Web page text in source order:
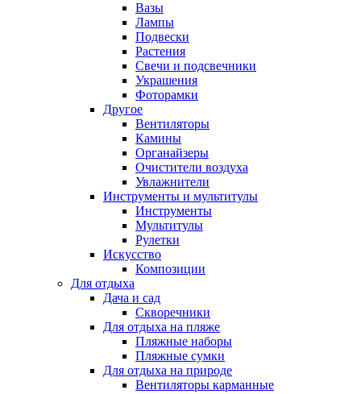
Вазы
Лампы
Подвески
Растения
Свечи и подсвечники
Украшения
Фоторамки
Другое
Вентиляторы
Камины
Органайзеры
Очистители воздуха
Увлажнители
Инструменты и мультитулы
Инструменты
Мультитулы
Рулетки
Искусство
Композиции
Для отдыха
Дача и сад
Скворечники
Для отдыха на пляже
Пляжные наборы
Пляжные сумки
Для отдыха на природе
Вентиляторы карманные